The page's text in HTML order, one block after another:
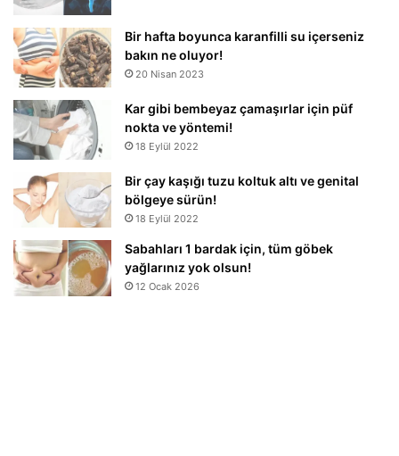
Bir hafta boyunca karanfilli su içerseniz
bakın ne oluyor!
20 Nisan 2023
Kar gibi bembeyaz çamaşırlar için püf
nokta ve yöntemi!
18 Eylül 2022
Bir çay kaşığı tuzu koltuk altı ve genital
bölgeye sürün!
18 Eylül 2022
Sabahları 1 bardak için, tüm göbek
yağlarınız yok olsun!
12 Ocak 2026